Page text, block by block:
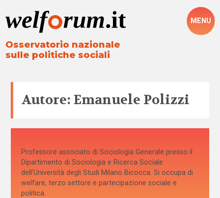
Osservatorio nazionale
sulle politiche sociali
MENU
Autore: Emanuele Polizzi
Professore associato di Sociologia Generale presso il
Dipartimento di Sociologia e Ricerca Sociale
dell’Università degli Studi Milano Bicocca. Si occupa di
welfare, terzo settore e partecipazione sociale e
politica.